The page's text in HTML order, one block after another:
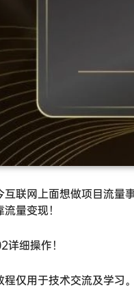
互联网上面想做项目流量
量变现！
细操作！
仅用于技术交流及学习